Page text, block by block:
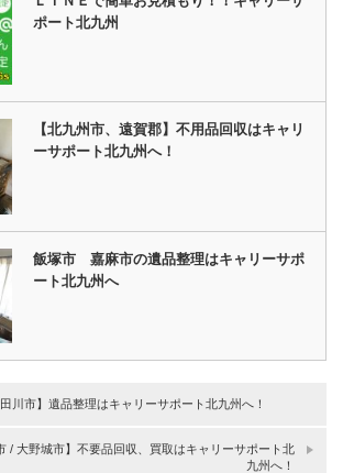
ポート北九州
【北九州市、遠賀郡】不用品回収はキャリ
ーサポート北九州へ！
飯塚市 嘉麻市の遺品整理はキャリーサポ
ート北九州へ
川市】遺品整理はキャリーサポート北九州へ！
/ 大野城市】不要品回収、買取はキャリーサポート北
九州へ！